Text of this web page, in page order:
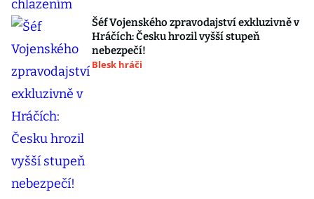
Šéf Vojenského zpravodajství exkluzivně v
Hráčích: Česku hrozil vyšší stupeň
nebezpečí!
Blesk hráči